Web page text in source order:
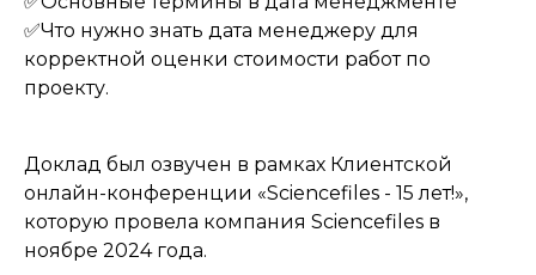
✅Что нужно знать дата менеджеру для
корректной оценки стоимости работ по
проекту.
Доклад был озвучен в рамках Клиентской
онлайн-конференции «Sciencefiles - 15 лет!»,
которую провела компания Sciencefiles в
ноябре 2024 года.